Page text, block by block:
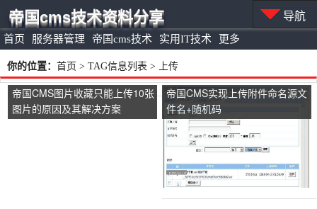
首页 服务器管理 帝国cms技术 实用IT技术 更多
帝国cms技术资料分享 导航
你的位置： 首页 > TAG信息列表 > 上传
帝国CMS图片收藏只能上传10张
图片的原因及其解决方案
帝国CMS实现上传附件命名源文
件名+随机码